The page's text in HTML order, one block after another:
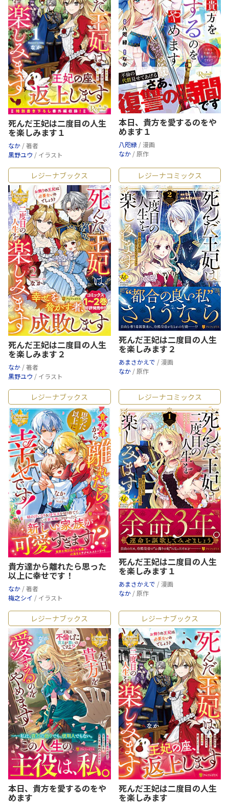
死んだ王妃は二度目の人生
を楽しみます１
なか / 著者
黒野ユウ / イラスト
本日、貴方を愛するのをや
めます１
八咫緑 / 漫画
なか / 原作
レジーナブックス
死んだ王妃は二度目の人生
を楽しみます２
なか / 著者
黒野ユウ / イラスト
レジーナコミックス
死んだ王妃は二度目の人生
を楽しみます２
あまさかえで / 漫画
なか / 原作
レジーナブックス
貴方達から離れたら思った
以上に幸せです！
なか / 著者
梅之シイ / イラスト
レジーナコミックス
死んだ王妃は二度目の人生
を楽しみます１
あまさかえで / 漫画
なか / 原作
レジーナブックス
本日、貴方を愛するのをや
めます
レジーナブックス
死んだ王妃は二度目の人生
を楽しみます